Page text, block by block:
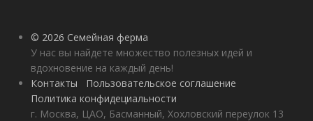
© 2026 Семейная ферма
У нас вы найдете множество полезных идей и
вдохновение на каждый день!
Контакты
Пользовательское соглашение
Политика конфидециальности
г. Москва, ЦАО, Басманный, Хохловский переулок 13